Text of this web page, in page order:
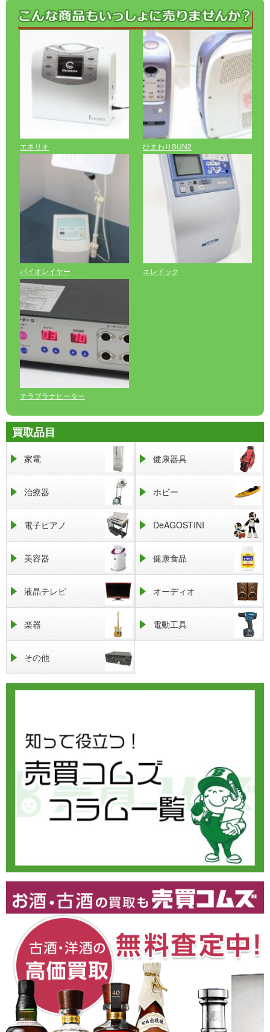
エネリオ ひまわりSUN2
バイオレイヤー エレドック
テラプラナヒーター
買取品目
家電 健康器具
治療器 ホビー
電子ピアノ DeAGOSTINI
美容器 健康食品
液晶テレビ オーディオ
楽器 電動工具
その他